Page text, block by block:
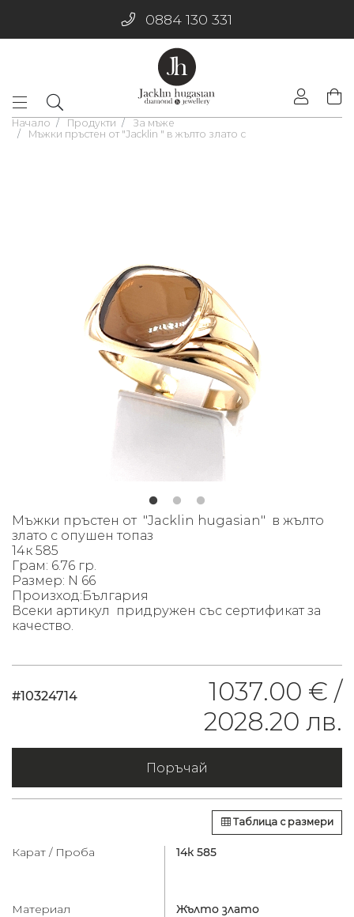
0884 130 331
Начало Продукти
За мъже
Мъжки пръстен от "Jacklin " в жълто злато с
Мъжки пръстен от "Jacklin hugasian" в жълто
злато с опушен топаз
14к 585
Грам: 6.76 гр.
Размер: N 66
Произход:България
Всеки артикул придружен със сертификат за
качество.
#10324714
1037.00 € /
2028.20 лв.
Поръчай
Таблица с размери
Карат / Проба 14к 585
Материал
Жълто злато